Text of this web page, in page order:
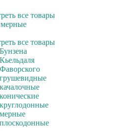
все товары
все товары